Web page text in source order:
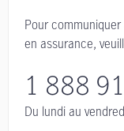
Pour
en assurance,
1 888
Du lundi au